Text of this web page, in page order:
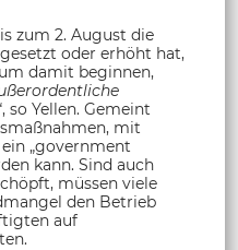
zum 2. August die
oder erhöht hat,
damit beginnen,
so Yellen. Gemeint
mit
„government
kann. Sind auch
müssen viele
den Betrieb
auf